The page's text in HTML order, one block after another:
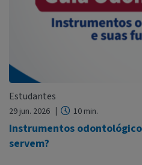
Estudantes
29 jun. 2026 10 min.
Instrumentos
servem?